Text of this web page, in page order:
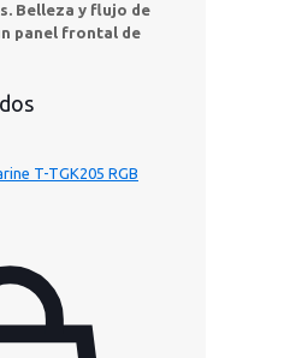
Belleza y flujo de
panel frontal de